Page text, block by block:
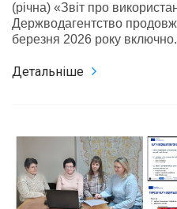
(річна) «Звіт про
Держводагентство
березня 2026 року включно.
Детальніше